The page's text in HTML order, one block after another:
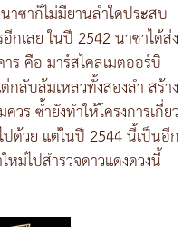
าซาก็ไม่มียานลำใดประสบ
กเลย ในปี 2542 นาซาได้ส่ง
ร คือ มาร์สไคลเมตออร์บิ
กลับล้มเหลวทั้งสองลำ สร้าง
ร ซ้ำยังทำให้โครงการเกี่ยว
ด้วย แต่ในปี 2544 นี้เป็นอีก
ม่ไปสำรวจดาวแดงดวงนี้